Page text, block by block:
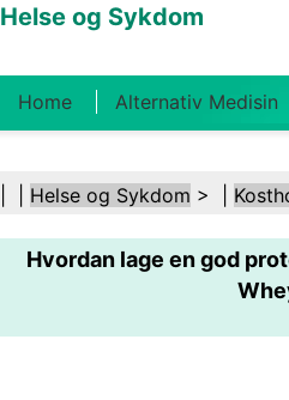
Helse og Sykdom
Home Alternativ Medisin
Kosthold Og Ernæring
Helsebransjen Psykisk
Helse og Sykdom > |
Hvordan lage en god